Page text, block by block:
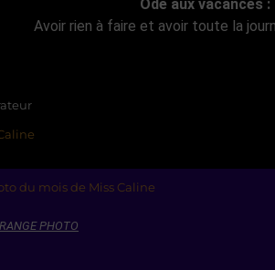
Ode aux vacances :
Avoir rien à faire et avoir toute la
PHOTO